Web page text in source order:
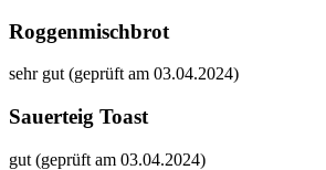
Roggenmischbrot
sehr gut (geprüft am 03.04.2024)
Sauerteig Toast
gut (geprüft am 03.04.2024)